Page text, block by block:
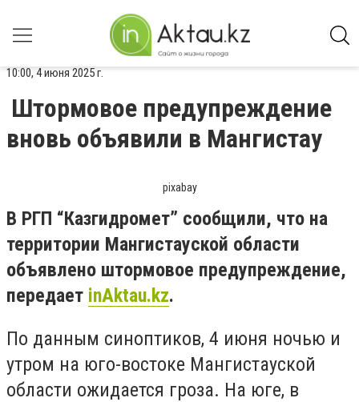
10:00, 4 июня 2025 г.
Штормовое предупреждение
вновь объявили в Мангистау
pixabay
В РГП “Казгидромет” сообщили, что на
территории Мангистауской области
объявлено штормовое предупреждение,
передает inAktau.kz.
По данным синоптиков, 4 июня ночью и
утром на юго-востоке Мангистауской
области ожидается гроза. На юге, в